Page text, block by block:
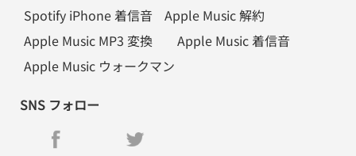
Spotify iPhone 着信音
Apple Music 解約
Apple Music MP3 変換
Apple Music 着信音
Apple Music ウォークマン
SNS フォロー